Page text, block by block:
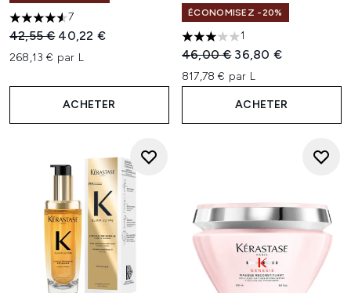
4.57 étoiles sur un maximum de 5
7
Prix de vente :
42,55 € Prix ​​actuel :
40,22 €
268,13 € par L
ACHETER
ÉCONOMISEZ -20%
3 étoiles sur un maximum de
1
Prix de vente :
46,00 € Prix ​​actuel :
36,80 €
817,78 € par L
ACHETER